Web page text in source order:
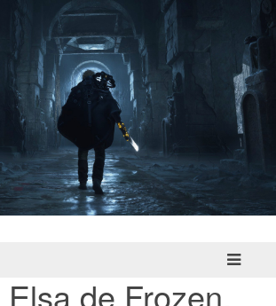
de Frozen,